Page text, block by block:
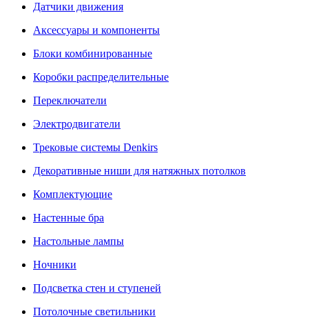
Датчики движения
Аксессуары и компоненты
Блоки комбинированные
Коробки распределительные
Переключатели
Электродвигатели
Трековые системы Denkirs
Декоративные ниши для натяжных потолков
Комплектующие
Настенные бра
Настольные лампы
Ночники
Подсветка стен и ступеней
Потолочные светильники